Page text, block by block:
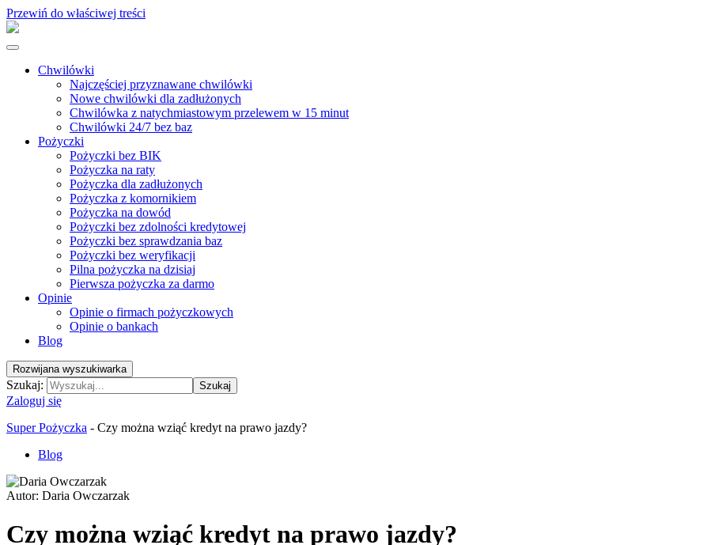
Przewiń do właściwej treści
Chwilówki
Najczęściej przyznawane chwilówki
Nowe chwilówki dla zadłużonych
Chwilówka z natychmiastowym przelewem w 15 minut
Chwilówki 24/7 bez baz
Pożyczki
Pożyczki bez BIK
Pożyczka na raty
Pożyczka dla zadłużonych
Pożyczka z komornikiem
Pożyczka na dowód
Pożyczki bez zdolności kredytowej
Pożyczki bez sprawdzania baz
Pożyczki bez weryfikacji
Pilna pożyczka na dzisiaj
Pierwsza pożyczka za darmo
Opinie
Opinie o firmach pożyczkowych
Opinie o bankach
Blog
Rozwijana wyszukiwarka
Szukaj: Szukaj
Zaloguj się
Super Pożyczka - Czy można wziąć kredyt na prawo jazdy?
Blog
Autor: Daria Owczarzak
Czy można wziąć kredyt na prawo jazdy?